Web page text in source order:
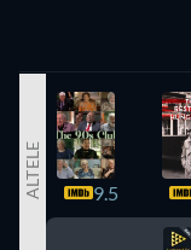
ALTELE 9.5